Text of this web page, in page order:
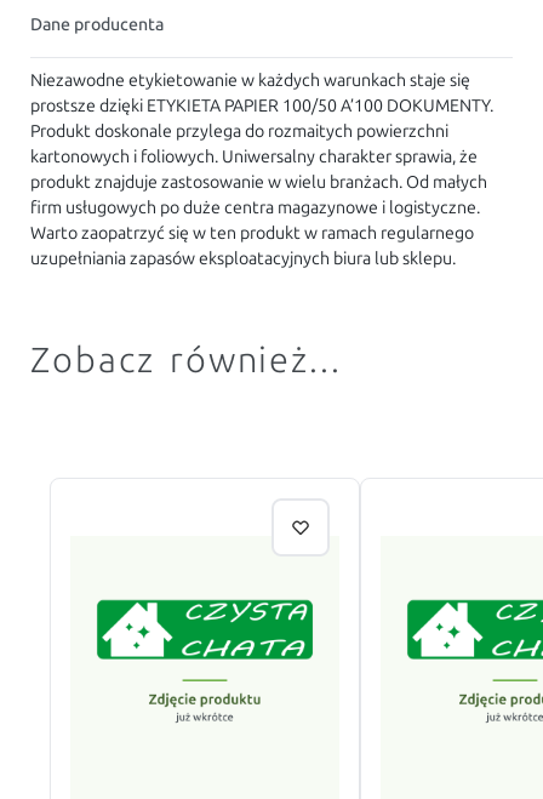
Dane producenta
Niezawodne etykietowanie w każdych warunkach staje się
prostsze dzięki ETYKIETA PAPIER 100/50 A’100 DOKUMENTY.
Produkt doskonale przylega do rozmaitych powierzchni
kartonowych i foliowych. Uniwersalny charakter sprawia, że
produkt znajduje zastosowanie w wielu branżach. Od małych
firm usługowych po duże centra magazynowe i logistyczne.
Warto zaopatrzyć się w ten produkt w ramach regularnego
uzupełniania zapasów eksploatacyjnych biura lub sklepu.
Zobacz również...